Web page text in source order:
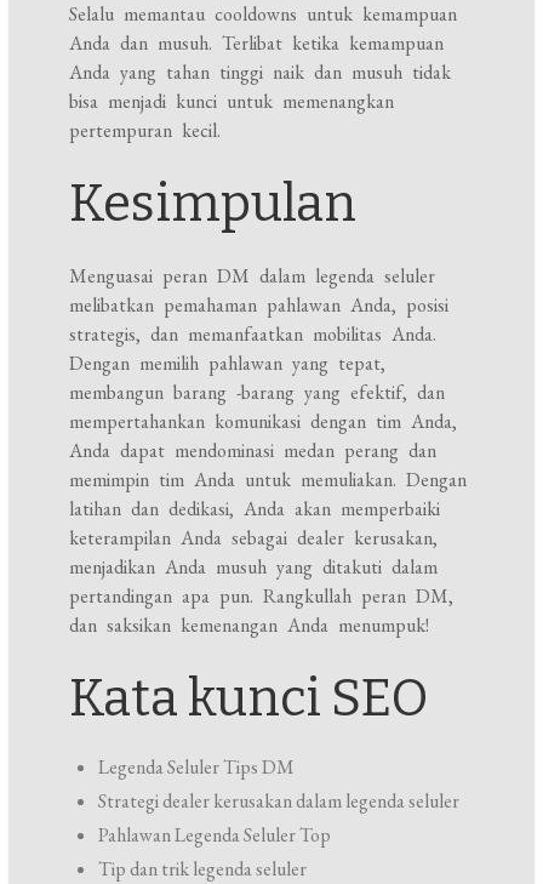
Selalu memantau cooldowns untuk kemampuan
Anda dan musuh. Terlibat ketika kemampuan
Anda yang tahan tinggi naik dan musuh tidak
bisa menjadi kunci untuk memenangkan
pertempuran kecil.
Kesimpulan
Menguasai peran DM dalam legenda seluler
melibatkan pemahaman pahlawan Anda, posisi
strategis, dan memanfaatkan mobilitas Anda.
Dengan memilih pahlawan yang tepat,
membangun barang -barang yang efektif, dan
mempertahankan komunikasi dengan tim Anda,
Anda dapat mendominasi medan perang dan
memimpin tim Anda untuk memuliakan. Dengan
latihan dan dedikasi, Anda akan memperbaiki
keterampilan Anda sebagai dealer kerusakan,
menjadikan Anda musuh yang ditakuti dalam
pertandingan apa pun. Rangkullah peran DM,
dan saksikan kemenangan Anda menumpuk!
Kata kunci SEO
Legenda Seluler Tips DM
Strategi dealer kerusakan dalam legenda seluler
Pahlawan Legenda Seluler Top
Tip dan trik legenda seluler